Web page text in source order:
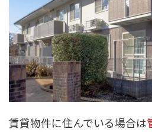
賃貸物件に住んでいる場合は